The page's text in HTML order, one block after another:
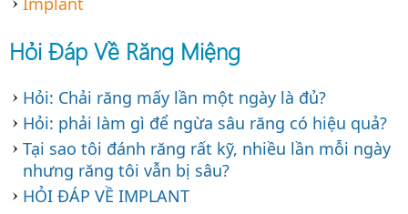
Địa chỉ chăm sóc răng tin cậy của mỗi gia
Hỏi Đáp Về Răng Miệng
Hỏi: Chải răng mấy lần một ngày là đủ?
Hỏi: phải làm gì để ngừa sâu răng có hiệu quả?
Tại sao tôi đánh răng rất kỹ, nhiều lần mỗi ngày
nhưng răng tôi vẫn bị sâu?
HỎI ĐÁP VỀ IMPLANT